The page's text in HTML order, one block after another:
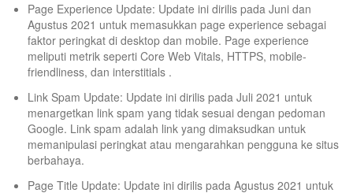
Page Experience Update: Update ini dirilis pada Juni dan
Agustus 2021 untuk memasukkan page experience sebagai
faktor peringkat di desktop dan mobile. Page experience
meliputi metrik seperti Core Web Vitals, HTTPS, mobile-
friendliness, dan interstitials .
Link Spam Update: Update ini dirilis pada Juli 2021 untuk
menargetkan link spam yang tidak sesuai dengan pedoman
Google. Link spam adalah link yang dimaksudkan untuk
memanipulasi peringkat atau mengarahkan pengguna ke situs
berbahaya.
Page Title Update: Update ini dirilis pada Agustus 2021 untuk